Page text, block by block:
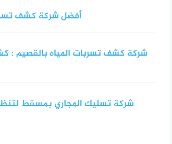
أفضل شركة كشف
شركة كشف تسربات المياه بالقصيم :
شركة تسليك المجاري بمسقط